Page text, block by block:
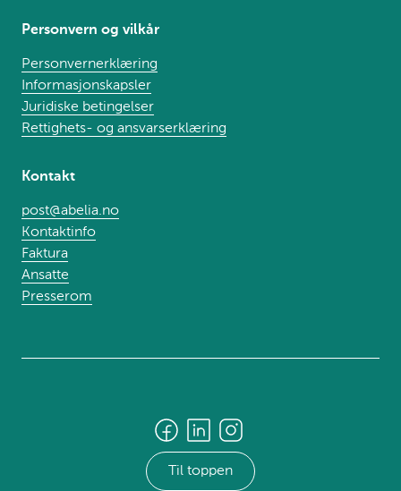
Personvern og vilkår
Personvernerklæring
Informasjonskapsler
Juridiske betingelser
Rettighets- og ansvarserklæring
Kontakt
post@abelia.no
Kontaktinfo
Faktura
Ansatte
Presserom
Til toppen